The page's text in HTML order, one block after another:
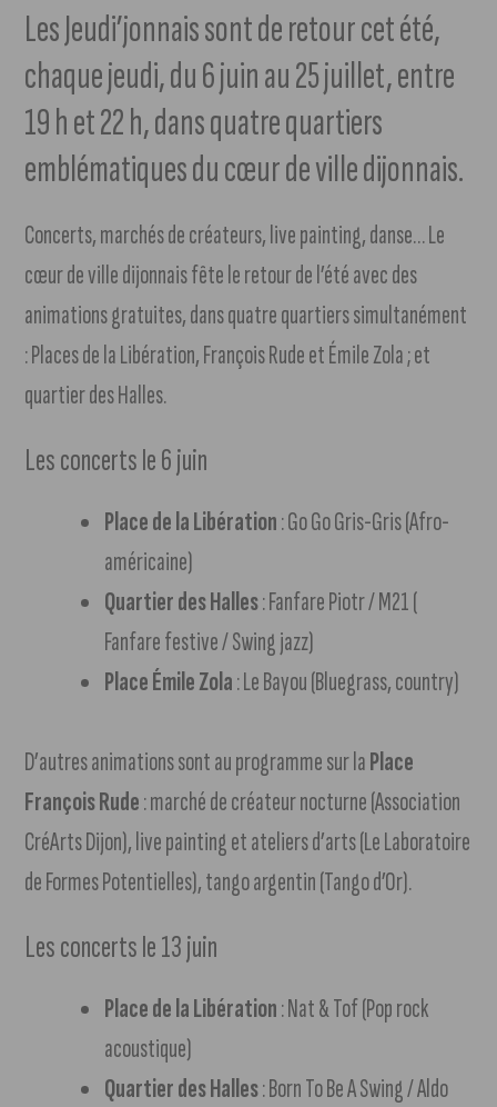
Les Jeudi’jonnais sont de retour cet été,
chaque jeudi, du 6 juin au 25 juillet, entre
19 h et 22 h, dans quatre quartiers
emblématiques du cœur de ville dijonnais.
Concerts, marchés de créateurs, live painting, danse… Le
cœur de ville dijonnais fête le retour de l’été avec des
animations gratuites, dans quatre quartiers simultanément
: Places de la Libération, François Rude et Émile Zola ; et
quartier des Halles.
Les concerts le 6 juin
Place de la Libération: Go Go Gris-Gris (Afro-
américaine)
Quartier des Halles: Fanfare Piotr / M21 (
Fanfare festive / Swing jazz)
Place Émile Zola: Le Bayou (Bluegrass, country)
D’autres animations sont au programme sur laPlace
François Rude: marché de créateur nocturne (Association
CréArts Dijon), live painting et ateliers d’arts (Le Laboratoire
de Formes Potentielles), tango argentin (Tango d’Or).
Les concerts le 13 juin
Place de la Libération: Nat & Tof (Pop rock
acoustique)
Quartier des Halles: Born To Be A Swing / Aldo